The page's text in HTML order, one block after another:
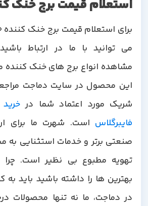
استعلام قیمت برج خنک کننده 40
می توانید با ما در ارتباط باشید.
مشاهده انواع برج های خنک کننده
این محصول در سایت دماجت مراجعه
شریک مورد اعتماد شما در خرید
فایبرگلاساست. شهرت ما برای ارائه
صنعتی برتر و خدمات استثنایی به
تهویه مطبوع بی نظیر است. چرا
بهترین ها را داشته باشید باید به
در دماجت، ما نه تنها محصولات درجه